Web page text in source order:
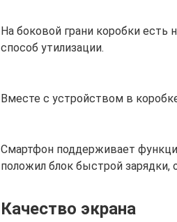
На боковой грани коробки есть
способ утилизации.
Вместе с устройством в
Смартфон поддерживает
положил блок быстрой зарядки,
Качество экрана